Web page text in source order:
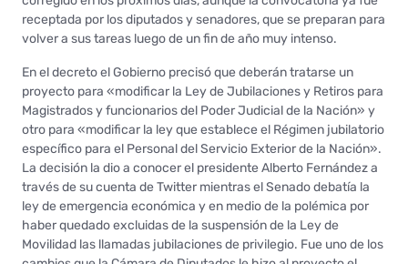
receptada por los diputados y senadores, que se preparan para
volver a sus tareas luego de un fin de año muy intenso.
En el decreto el Gobierno precisó que deberán tratarse un
proyecto para «modificar la Ley de Jubilaciones y Retiros para
Magistrados y funcionarios del Poder Judicial de la Nación» y
otro para «modificar la ley que establece el Régimen jubilatorio
específico para el Personal del Servicio Exterior de la Nación».
La decisión la dio a conocer el presidente Alberto Fernández a
través de su cuenta de Twitter mientras el Senado debatía la
ley de emergencia económica y en medio de la polémica por
haber quedado excluidas de la suspensión de la Ley de
Movilidad las llamadas jubilaciones de privilegio. Fue uno de los